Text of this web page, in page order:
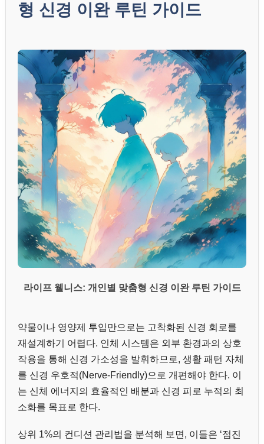
형 신경 이완 루틴 가이드
라이프 웰니스: 개인별 맞춤형 신경 이완 루틴 가이드
약물이나 영양제 투입만으로는 고착화된 신경 회로를
재설계하기 어렵다. 인체 시스템은 외부 환경과의 상호
작용을 통해 신경 가소성을 발휘하므로, 생활 패턴 자체
를 신경 우호적(Nerve-Friendly)으로 개편해야 한다. 이
는 신체 에너지의 효율적인 배분과 신경 피로 누적의 최
소화를 목표로 한다.
상위 1%의 컨디션 관리법을 분석해 보면, 이들은 ‘점진